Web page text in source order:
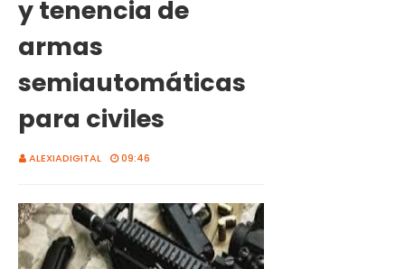
y tenencia de
armas
semiautomáticas
para civiles
ALEXIADIGITAL 09:46